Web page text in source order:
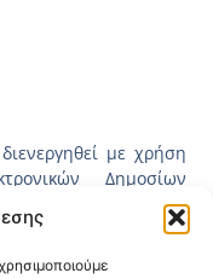
με χρήση
Δημοσίων
αριθμούς
(Διαδικτυακή